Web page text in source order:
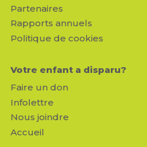
Partenaires
Rapports annuels
Politique de cookies
Votre enfant a disparu?
Faire un don
Infolettre
Nous joindre
Accueil